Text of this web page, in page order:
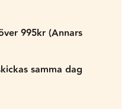
995kr (Annars
samma dag